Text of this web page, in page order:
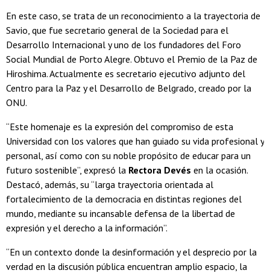
En este caso, se trata de un reconocimiento a la trayectoria de
Savio, que fue secretario general de la Sociedad para el
Desarrollo Internacional y uno de los fundadores del Foro
Social Mundial de Porto Alegre. Obtuvo el Premio de la Paz de
Hiroshima. Actualmente es secretario ejecutivo adjunto del
Centro para la Paz y el Desarrollo de Belgrado, creado por la
ONU.
“Este homenaje es la expresión del compromiso de esta
Universidad con los valores que han guiado su vida profesional y
personal, así como con su noble propósito de educar para un
futuro sostenible”, expresó la Rectora Devés en la ocasión.
Destacó, además, su “larga trayectoria orientada al
fortalecimiento de la democracia en distintas regiones del
mundo, mediante su incansable defensa de la libertad de
expresión y el derecho a la información”.
“En un contexto donde la desinformación y el desprecio por la
verdad en la discusión pública encuentran amplio espacio, la